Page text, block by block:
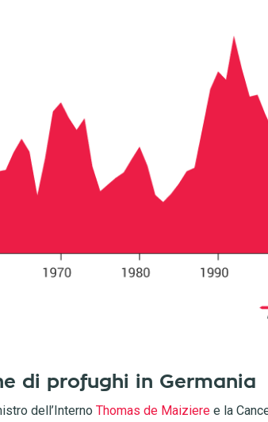
di profughi in Germania
dell’Interno Thomas de Maiziere e la